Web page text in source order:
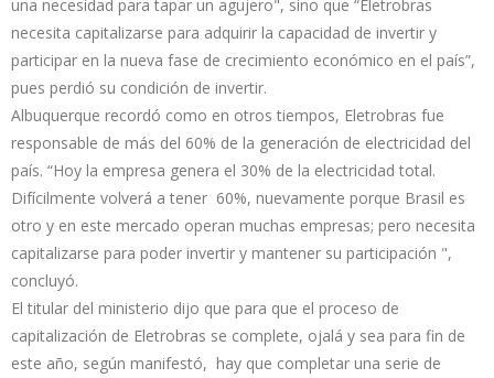
una necesidad para tapar un agujero", sino que “Eletrobras
necesita capitalizarse para adquirir la capacidad de invertir y
participar en la nueva fase de crecimiento económico en el país”,
pues perdió su condición de invertir.
Albuquerque recordó como en otros tiempos, Eletrobras fue
responsable de más del 60% de la generación de electricidad del
país. “Hoy la empresa genera el 30% de la electricidad total.
Difícilmente volverá a tener 60%, nuevamente porque Brasil es
otro y en este mercado operan muchas empresas; pero necesita
capitalizarse para poder invertir y mantener su participación ",
concluyó.
El titular del ministerio dijo que para que el proceso de
capitalización de Eletrobras se complete, ojalá y sea para fin de
este año, según manifestó, hay que completar una serie de